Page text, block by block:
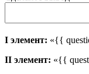
I элемент: «{{
II элемент: «{{